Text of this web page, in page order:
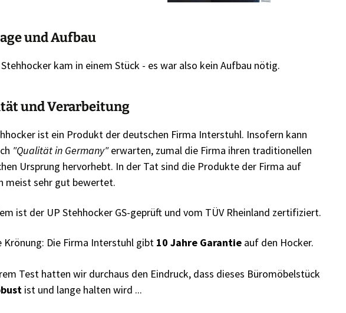
und Aufbau
Stehhocker kam in einem Stück - es war also kein Aufbau nötig.
und Verarbeitung
ist ein Produkt der deutschen Firma Interstuhl. Insofern kann
"Qualität in Germany"erwarten, zumal die Firma ihren traditionellen
Ursprung hervorhebt. In der Tat sind die Produkte der Firma auf
meist sehr gut bewertet.
ist der UP Stehhocker GS-geprüft und vom TÜV Rheinland zertifiziert.
Krönung: Die Firma Interstuhl gibt 10 Jahre Garantie auf den Hocker.
Test hatten wir durchaus den Eindruck, dass dieses Büromöbelstück
ist und lange halten wird ...